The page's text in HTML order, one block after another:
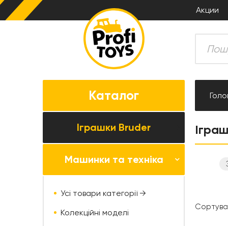
Акции
Каталог
Іграшки Bruder
Всі товари категорії →
Трактори
Причіпна техніка
Машинки та техніка
Усі товари категорії →
Колекційні моделі